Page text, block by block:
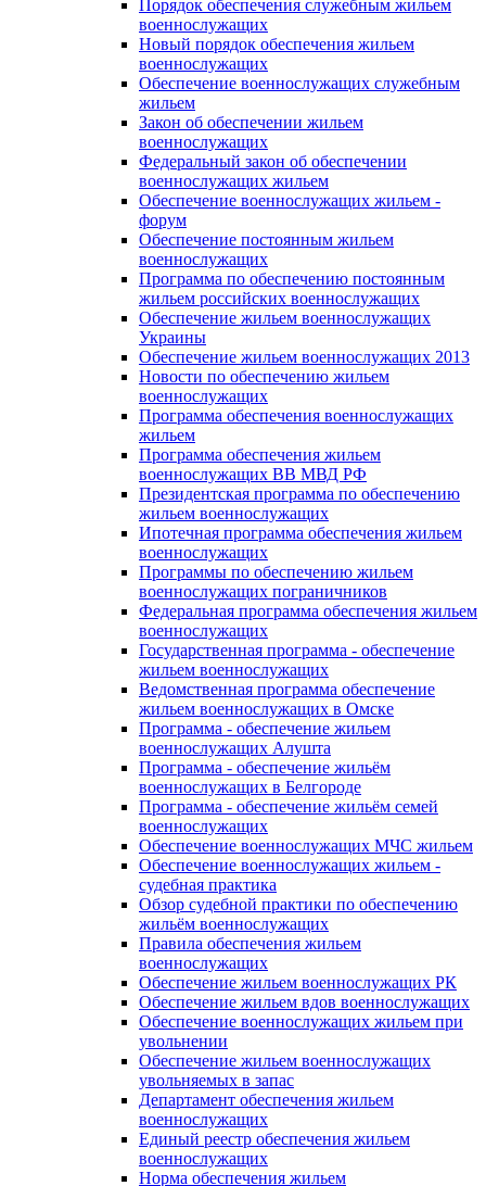
Порядок обеспечения служебным жильем
военнослужащих
Новый порядок обеспечения жильем
военнослужащих
Обеспечение военнослужащих служебным
жильем
Закон об обеспечении жильем
военнослужащих
Федеральный закон об обеспечении
военнослужащих жильем
Обеспечение военнослужащих жильем -
форум
Обеспечение постоянным жильем
военнослужащих
Программа по обеспечению постоянным
жильем российских военнослужащих
Обеспечение жильем военнослужащих
Украины
Обеспечение жильем военнослужащих 2013
Новости по обеспечению жильем
военнослужащих
Программа обеспечения военнослужащих
жильем
Программа обеспечения жильем
военнослужащих ВВ МВД РФ
Президентская программа по обеспечению
жильем военнослужащих
Ипотечная программа обеспечения жильем
военнослужащих
Программы по обеспечению жильем
военнослужащих пограничников
Федеральная программа обеспечения жильем
военнослужащих
Государственная программа - обеспечение
жильем военнослужащих
Ведомственная программа обеспечение
жильем военнослужащих в Омске
Программа - обеспечение жильем
военнослужащих Алушта
Программа - обеспечение жильём
военнослужащих в Белгороде
Программа - обеспечение жильём семей
военнослужащих
Обеспечение военнослужащих МЧС жильем
Обеспечение военнослужащих жильем -
судебная практика
Обзор судебной практики по обеспечению
жильём военнослужащих
Правила обеспечения жильем
военнослужащих
Обеспечение жильем военнослужащих РК
Обеспечение жильем вдов военнослужащих
Обеспечение военнослужащих жильем при
увольнении
Обеспечение жильем военнослужащих
увольняемых в запас
Департамент обеспечения жильем
военнослужащих
Единый реестр обеспечения жильем
военнослужащих
Норма обеспечения жильем